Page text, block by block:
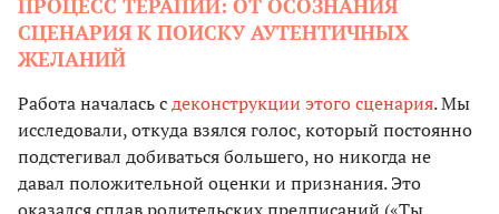
ПРОЦЕСС ТЕРАПИИ: ОТ ОСОЗНАНИЯ
СЦЕНАРИЯ К ПОИСКУ АУТЕНТИЧНЫХ
ЖЕЛАНИЙ
Работа началась сдеконструкции этого сценария. Мы
исследовали, откуда взялся голос, который постоянно
подстегивал добиваться большего, но никогда не
давал положительной оценки и признания. Это